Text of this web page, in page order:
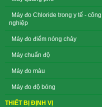
Máy đo Chloride trong y tế - công
nghiệp
Máy đo điểm nóng chảy
Máy chuẩn độ
Máy đo màu
Máy đo độ bóng
THIẾT BỊ ĐỊNH VỊ